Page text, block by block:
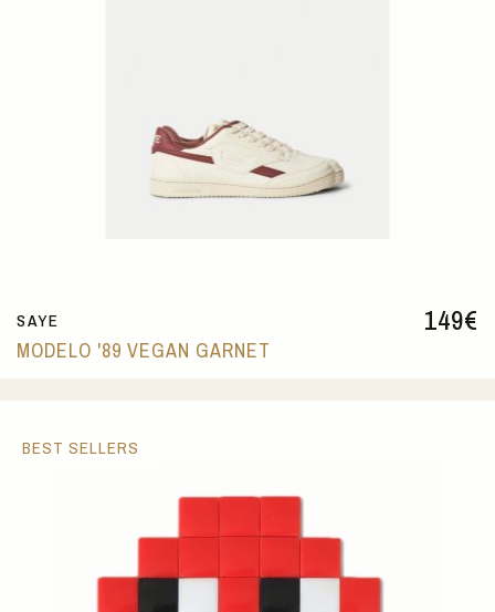
149€
SAYE
MODELO '89 VEGAN GARNET
BEST SELLERS